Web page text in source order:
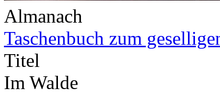
Almanach
Taschenbuch zum
Titel
Im Walde